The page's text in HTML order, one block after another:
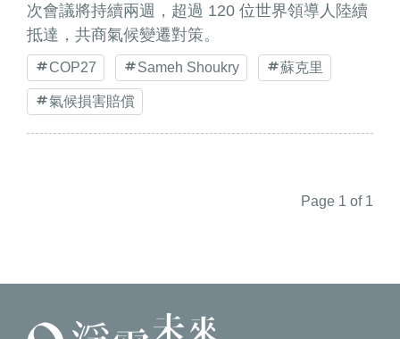
次會議將持續兩週，超過 120 位世界領導人陸續
抵達，共商氣候變遷對策。
COP27 Sameh Shoukry 蘇克里
氣候損害賠償
Page 1 of 1